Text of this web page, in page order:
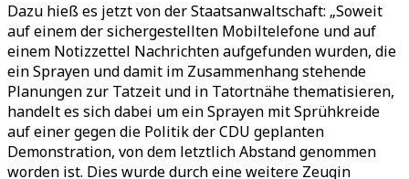
Dazu hieß es jetzt von der Staatsanwaltschaft: „Soweit
auf einem der sichergestellten Mobiltelefone und auf
einem Notizzettel Nachrichten aufgefunden wurden, die
ein Sprayen und damit im Zusammenhang stehende
Planungen zur Tatzeit und in Tatortnähe thematisieren,
handelt es sich dabei um ein Sprayen mit Sprühkreide
auf einer gegen die Politik der CDU geplanten
Demonstration, von dem letztlich Abstand genommen
worden ist. Dies wurde durch eine weitere Zeugin